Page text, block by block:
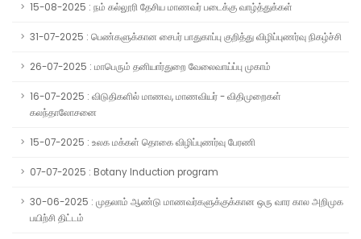
15-08-2025 : நம் கல்லூரி தேசிய மாணவர் படைக்கு வாழ்த்துக்கள்
31-07-2025 : பெண்களுக்கான சைபர் பாதுகாப்பு குறித்து விழிப்புணர்வு நிகழ்ச்சி
26-07-2025 : மாபெரும் தனியார்துறை வேலைவாய்ப்பு முகாம்
16-07-2025 : விடுதிகளில் மாணவ, மாணவியர் - விதிமுறைகள்
கலந்தாலோசனை
15-07-2025 : உலக மக்கள் தொகை விழிப்புணர்வு பேரணி
07-07-2025 : Botany Induction program
30-06-2025 : முதலாம் ஆண்டு மாணவர்களுக்குக்கான ஒரு வார கால அறிமுக
பயிற்சி திட்டம்